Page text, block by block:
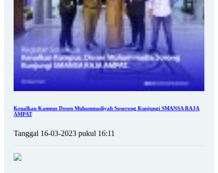
Kenalkan Kampus Dosen Muhammadiyah Sosorong Kunjungi SMANSA RAJA
AMPAT
Tanggal 16-03-2023 pukul 16:11